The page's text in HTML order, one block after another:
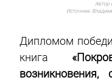
Автор
Источник:
Дипломом
книга
возникновения,